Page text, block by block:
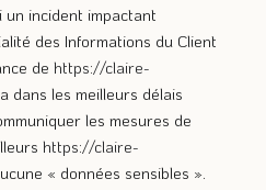
un incident impactant
des Informations du Client
de https://claire-
dans les meilleurs délais
les mesures de
https://claire-
« données sensibles ».